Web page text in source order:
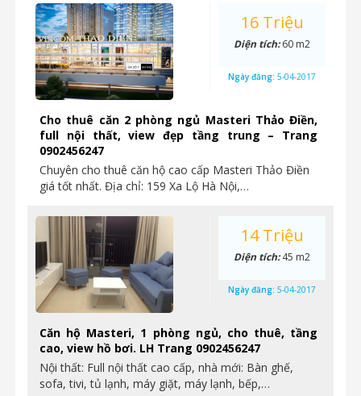
Cho thuê căn 2 phòng ngủ Masteri Thảo Điền,
full nội thất, view đẹp tầng trung – Trang
0902456247
Chuyên cho thuê căn hộ cao cấp Masteri Thảo Điền
giá tốt nhất. Địa chỉ: 159 Xa Lộ Hà Nội,…
16 Triệu
Diện tích:60 m2
Ngày đăng: 5-04-2017
Căn hộ Masteri, 1 phòng ngủ, cho thuê, tầng
cao, view hồ bơi. LH Trang 0902456247
Nội thất: Full nội thất cao cấp, nhà mới: Bàn ghế,
sofa, tivi, tủ lạnh, máy giặt, máy lạnh, bếp,…
14 Triệu
Diện tích:45 m2
Ngày đăng: 5-04-2017